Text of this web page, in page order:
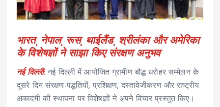
भारत, नेपाल, रूस, थाईलैंड, श्रीलंका और अमेरिका
के विशेषज्ञों ने साझा किए संरक्षण अनुभव
नई दिल्ली:नई दिल्ली में आयोजित ग्रामीण बौद्ध धरोहर सम्मेलन के
दूसरे दिन संरक्षण-पद्धतियों, प्रशिक्षण, दस्तावेजीकरण और राष्ट्रीय
अकादमी की स्थापना पर विशेषज्ञों ने अपने विचार प्रस्तुत किए।